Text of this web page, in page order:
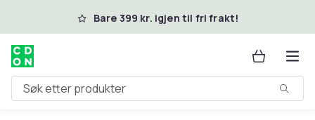
Hopp til hovedinnholdBare 399 kr. igjen til fri frakt!
Søk etter produkter